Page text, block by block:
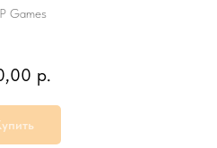
Games
р.